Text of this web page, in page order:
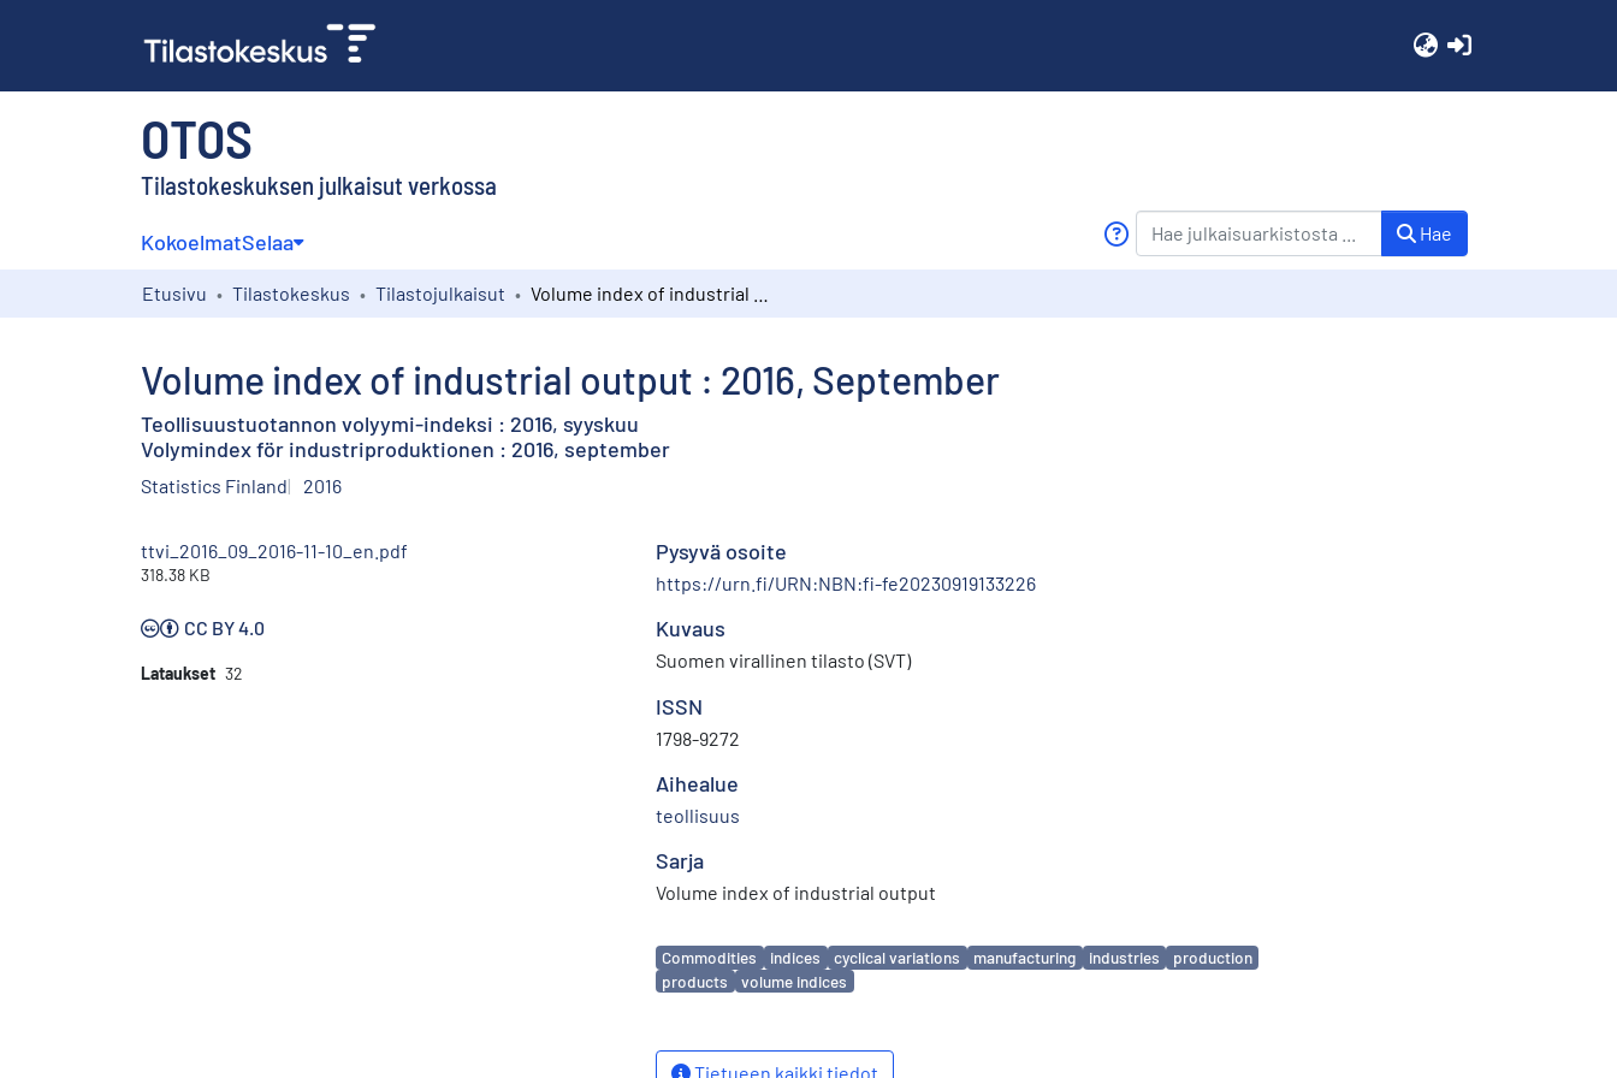
OTOS
Tilastokeskuksen julkaisut verkossa
KokoelmatSelaa Hae
Etusivu Tilastokeskus Tilastojulkaisut
Volume index of industrial output : 2016, September
Teollisuustuotannon volyymi-indeksi : 2016, syyskuu
Volymindex för industriproduktionen : 2016, september
Statistics Finland 2016
ttvi_2016_09_2016-11-10_en.pdf
318.38 KB
CC BY 4.0
Lataukset 32
Pysyvä osoite
https://urn.fi/URN:NBN:fi-fe20230919133226
Kuvaus
Suomen virallinen tilasto (SVT)
ISSN
1798-9272
Aihealue
teollisuus
Sarja
Volume index of industrial output
Avainsanat
Commodities indices cyclical variations manufacturing industries
production
products
volume indices
Tietueen kaikki tiedot